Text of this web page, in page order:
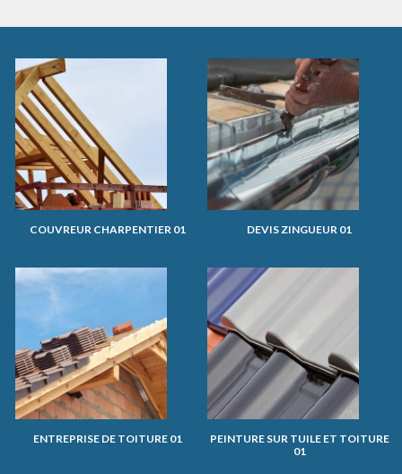
COUVREUR CHARPENTIER 01 DEVIS ZINGUEUR 01
ENTREPRISE DE TOITURE 01
PEINTURE SUR TUILE ET TOITURE
01